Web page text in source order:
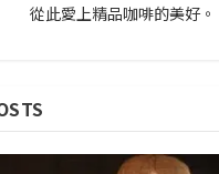
從此愛上精品咖啡的美好。